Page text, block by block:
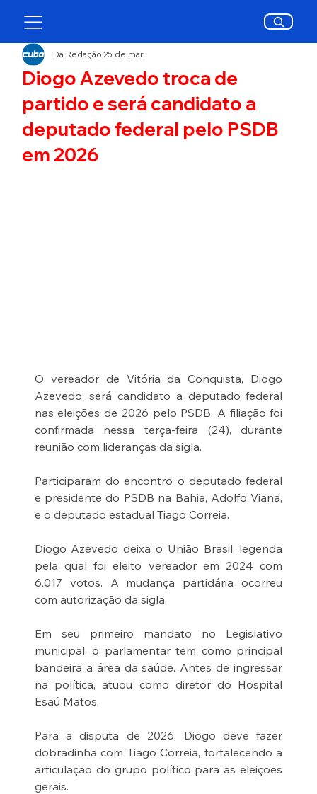
Diogo Azevedo troca de
partido e será candidato a
deputado federal pelo PSDB
em 2026
Da Redação25 de mar.
O vereador de Vitória da Conquista, Diogo
Azevedo, será candidato a deputado federal
nas eleições de 2026 pelo PSDB. A filiação foi
confirmada nessa terça-feira (24), durante
reunião com lideranças da sigla.
Participaram do encontro o deputado federal
e presidente do PSDB na Bahia, Adolfo Viana,
e o deputado estadual Tiago Correia.
Diogo Azevedo deixa o União Brasil, legenda
pela qual foi eleito vereador em 2024 com
6.017 votos. A mudança partidária ocorreu
com autorização da sigla.
Em seu primeiro mandato no Legislativo
municipal, o parlamentar tem como principal
bandeira a área da saúde. Antes de ingressar
na política, atuou como diretor do Hospital
Esaú Matos.
Para a disputa de 2026, Diogo deve fazer
dobradinha com Tiago Correia, fortalecendo a
articulação do grupo político para as eleições
gerais.